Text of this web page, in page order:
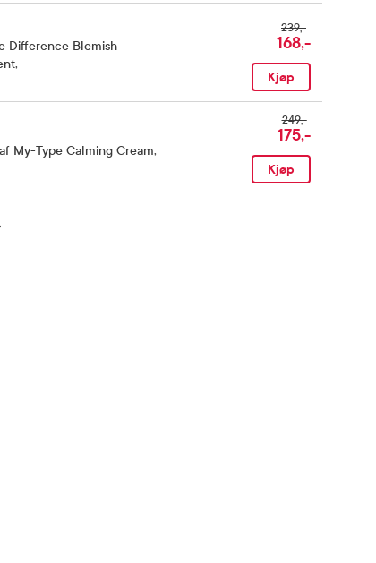
Difference Blemish
,
239,-
168,-
Kjøp
My-Type Calming Cream,
249,-
175,-
Kjøp